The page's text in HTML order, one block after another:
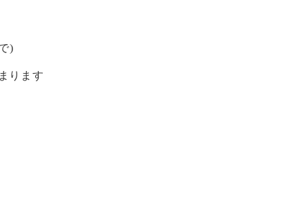
)
ります